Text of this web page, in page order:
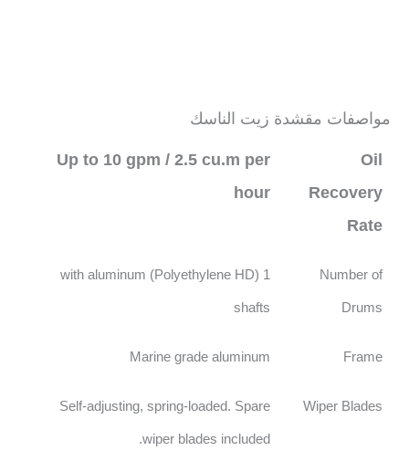
مواصفات مقشدة زيت الناسك
Oil
Recovery
Rate
Up to 10 gpm / 2.5 cu.m per
hour
Number of
Drums
1 (Polyethylene HD) with aluminum
shafts
Frame
Marine grade aluminum
Wiper Blades
Self-adjusting, spring-loaded. Spare
wiper blades included.